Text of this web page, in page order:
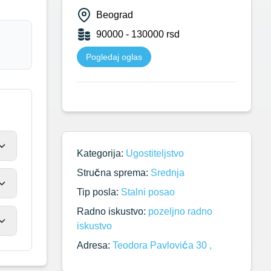
Beograd
90000 - 130000 rsd
Pogledaj oglas
Kategorija: Ugostiteljstvo
Stručna sprema: Srednja
Tip posla: Stalni posao
Radno iskustvo: pozeljno radno
iskustvo
Adresa: Teodora Pavlovića 30 ,